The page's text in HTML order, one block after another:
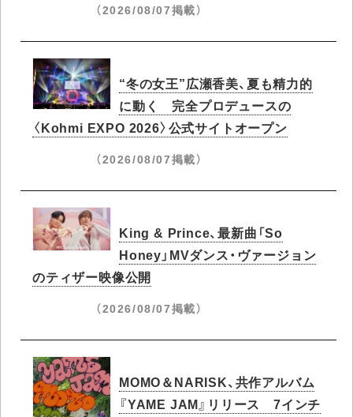
（2026/08/07掲載）
“冬の女王”広瀬香美、夏も精力的
に動く 完全プロデュースの
〈Kohmi EXPO 2026〉公式サイトオープン
（2026/08/07掲載）
King & Prince、最新曲「So
Honey」MVダンス・ヴァージョン
のティザー映像公開
（2026/08/07掲載）
MOMO＆NARISK、共作アルバム
『YAME JAM』リリース 7インチ